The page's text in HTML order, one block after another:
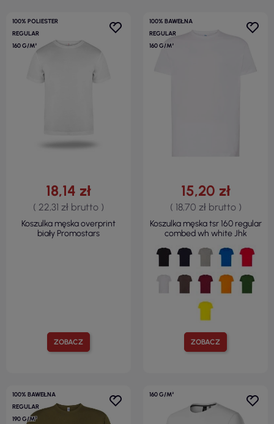
100% POLIESTER
REGULAR
160 G/M²
ZOBACZ
18,14 zł
( 22,31 zł brutto )
Koszulka męska overprint
biały Promostars
100% BAWEŁNA
REGULAR
160 G/M²
ZOBACZ
15,20 zł
( 18,70 zł brutto )
Koszulka męska tsr 160 regular
combed wh white Jhk
100% BAWEŁNA
REGULAR
190 G/M²
160 G/M²